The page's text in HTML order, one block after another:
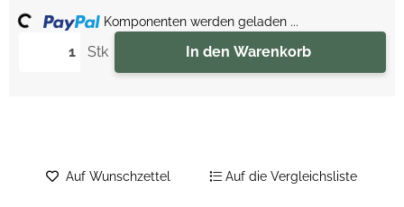
Stk In den Warenkorb
Komponenten werden geladen ...
Auf Wunschzettel Auf die Vergleichsliste